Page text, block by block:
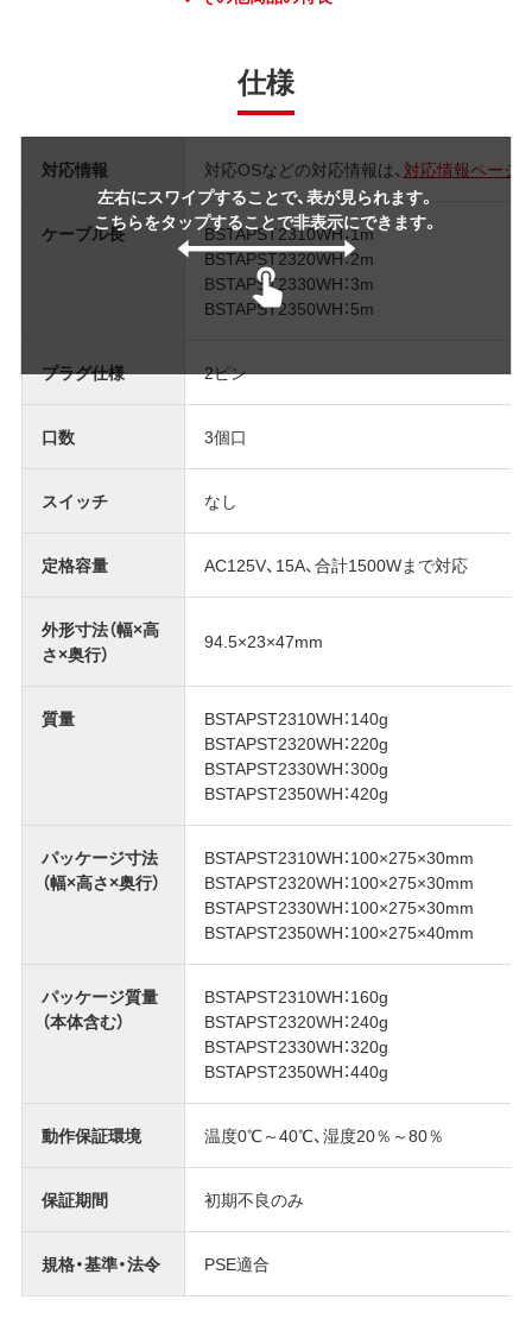
仕様
左右にスワイプすることで、表が見られます。
こちらをタップすることで非表示にできます。
対応情報 対応OSなどの対応情報は、 対応情報ページ
ケーブル長
BSTAPST2310WH：1m
BSTAPST2320WH：2m
BSTAPST2330WH：3m
BSTAPST2350WH：5m
プラグ仕様 2ピン
口数 3個口
スイッチ なし
定格容量 AC125V、15A、合計1500Wまで対応
外形寸法（幅×高
さ×奥行）
94.5×23×47mm
質量
BSTAPST2310WH：140g
BSTAPST2320WH：220g
BSTAPST2330WH：300g
BSTAPST2350WH：420g
パッケージ寸法
（幅×高さ×奥行）
BSTAPST2310WH：100×275×30mm
BSTAPST2320WH：100×275×30mm
BSTAPST2330WH：100×275×30mm
BSTAPST2350WH：100×275×40mm
パッケージ質量
（本体含む）
BSTAPST2310WH：160g
BSTAPST2320WH：240g
BSTAPST2330WH：320g
BSTAPST2350WH：440g
動作保証環境 温度0℃～40℃、湿度20％～80％
保証期間 初期不良のみ
規格・基準・法令 PSE適合